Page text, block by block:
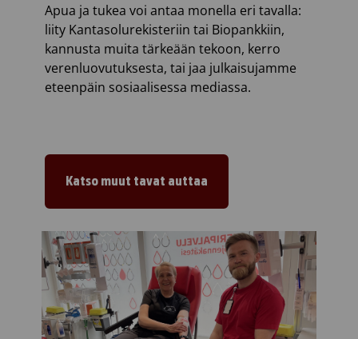
Apua ja tukea voi antaa monella eri tavalla:
liity Kantasolurekisteriin tai Biopankkiin,
kannusta muita tärkeään tekoon, kerro
verenluovutuksesta, tai jaa julkaisujamme
eteenpäin sosiaalisessa mediassa.
Katso muut tavat auttaa